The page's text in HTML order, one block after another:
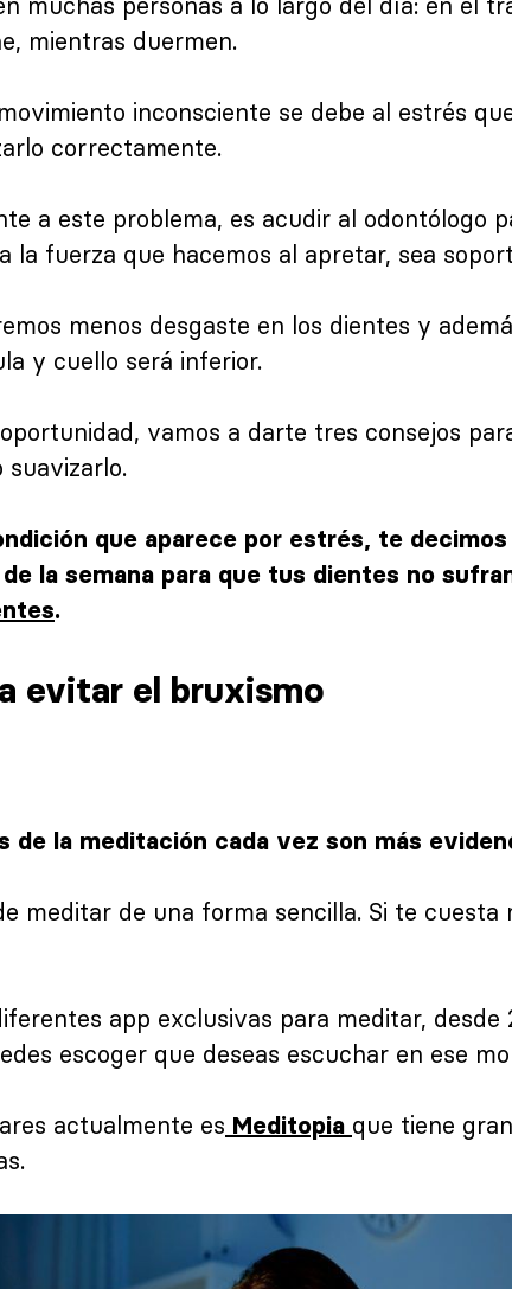
mientras duermen.
inconsciente se debe al estrés
correctamente.
a este problema, es acudir al odontólogo
la fuerza que hacemos al apretar, sea
menos desgaste en los dientes y
y cuello será inferior.
vamos a darte tres consejos
suavizarlo.
que aparece por estrés, te
la semana para que tus dientes no
.
evitar el bruxismo
de la meditación cada vez son más
meditar de una forma sencilla. Si te cuesta
app exclusivas para meditar, desde
escoger que deseas escuchar en ese
actualmente es Meditopia que tiene